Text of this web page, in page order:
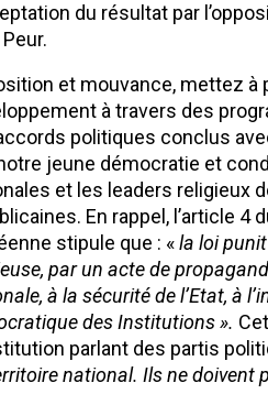
du résultat par
et mouvance, mettez
à travers des
politiques conclus
jeune démocratie et
et les leaders religieux
En rappel, l’article 4
stipule que : «la loi
par un acte de
à la sécurité de l’Etat, à
des Institutions ».
parlant des partis
national. Ils ne doivent